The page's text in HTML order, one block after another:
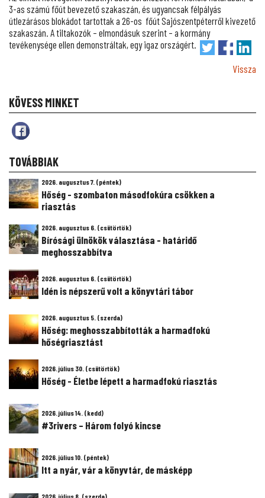
3-as számú főút bevezető szakaszán, és ugyancsak félpályás
útlezárásos blokádot tartottak a 26-os főút Sajószentpéterről kivezető
szakaszán. A tiltakozók – elmondásuk szerint – a kormány
tevékenysége ellen demonstráltak, egy igaz országért.
Vissza
KÖVESS MINKET
TOVÁBBIAK
2026. augusztus 7. (péntek)
Hőség - szombaton másodfokúra csökken a
riasztás
2026. augusztus 6. (csütörtök)
Bírósági ülnökök választása - határidő
meghosszabbítva
2026. augusztus 6. (csütörtök)
Idén is népszerű volt a könyvtári tábor
2026. augusztus 5. (szerda)
Hőség: meghosszabbították a harmadfokú
hőségriasztást
2026. július 30. (csütörtök)
Hőség - Életbe lépett a harmadfokú riasztás
2026. július 14. (kedd)
#3rivers – Három folyó kincse
2026. július 10. (péntek)
Itt a nyár, vár a könyvtár, de másképp
2026. július 8. (szerda)